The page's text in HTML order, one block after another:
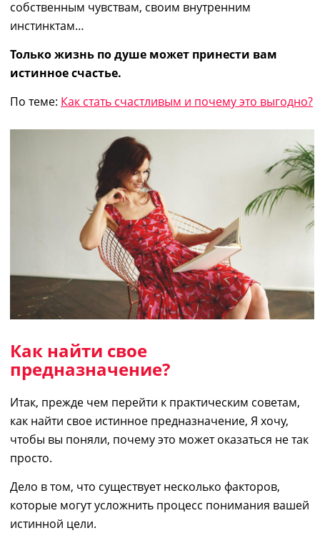
собственным чувствам, своим внутренним
инстинктам…
Только жизнь по душе может принести вам
истинное счастье.
По теме: Как стать счастливым и почему это выгодно?
Как найти свое
предназначение?
Итак, прежде чем перейти к практическим советам,
как найти свое истинное предназначение, Я хочу,
чтобы вы поняли, почему это может оказаться не так
просто.
Дело в том, что существует несколько факторов,
которые могут усложнить процесс понимания вашей
истинной цели.